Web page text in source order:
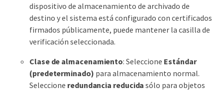
dispositivo de almacenamiento de archivado de
destino y el sistema está configurado con certificados
firmados públicamente, puede mantener la casilla de
verificación seleccionada.
Clase de almacenamiento: Seleccione Estándar
(predeterminado) para almacenamiento normal.
Seleccione redundancia reducida sólo para objetos